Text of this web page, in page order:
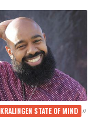
KRALINGEN STATE OF MIND